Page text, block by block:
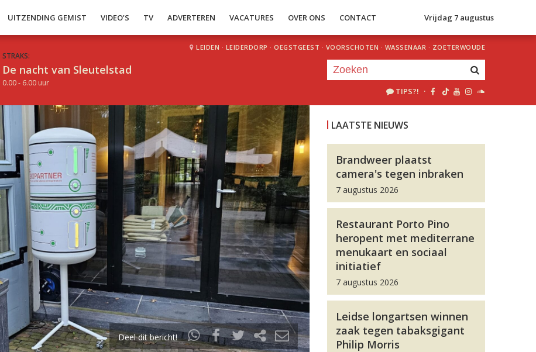
UITZENDING GEMIST VIDEO’S TV ADVERTEREN VACATURES OVER ONS CONTACT Vrijdag 7 augustus
STRAKS:
De nacht van Sleutelstad
0.00 - 6.00 uur
LEIDEN · LEIDERDORP · OEGSTGEEST · VOORSCHOTEN · WASSENAAR · ZOETERWOUDE
TIPS?! ·
Deel dit bericht!
LAATSTE NIEUWS
Brandweer plaatst
camera's tegen inbraken
7 augustus 2026
Restaurant Porto Pino
heropent met mediterrane
menukaart en sociaal
initiatief
7 augustus 2026
Leidse longartsen winnen
zaak tegen tabaksgigant
Philip Morris